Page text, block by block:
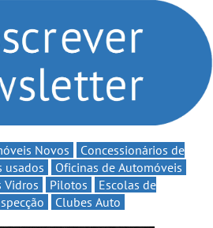
Volta” com descontos de
Novos
Concessionários de
usados
Oficinas de Automóveis
Vidros Pilotos
Escolas de
Clubes Auto